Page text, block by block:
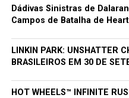
Dádivas Sinistras de
Campos de Batalha de
LINKIN PARK: UNSHATTER
BRASILEIROS EM 30 DE
HOT WHEELS™ INFINITE